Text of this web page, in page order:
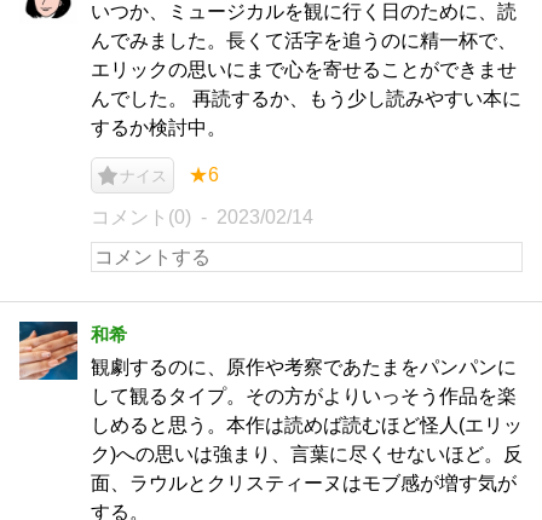
いつか、ミュージカルを観に行く日のために、読
んでみました。長くて活字を追うのに精一杯で、
エリックの思いにまで心を寄せることができませ
んでした。 再読するか、もう少し読みやすい本に
するか検討中。
ナイス ★6
コメント(0) 2023/02/14
和希
観劇するのに、原作や考察であたまをパンパンに
して観るタイプ。その方がよりいっそう作品を楽
しめると思う。本作は読めば読むほど怪人(エリッ
ク)への思いは強まり、言葉に尽くせないほど。反
面、ラウルとクリスティーヌはモブ感が増す気が
する。